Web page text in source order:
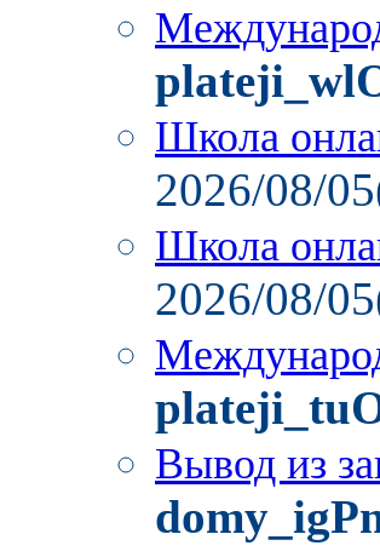
Школа
2026/08/
Школа
2026/08/
Вывод из